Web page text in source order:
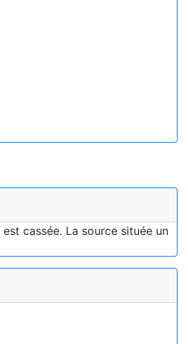
cassée. La source située un